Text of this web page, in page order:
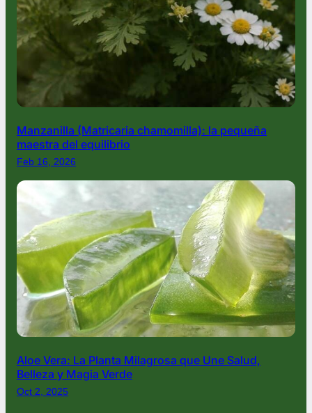
Manzanilla (Matricaria chamomilla): la pequeña
maestra del equilibrio
Feb 16, 2026
Aloe Vera: La Planta Milagrosa que Une Salud,
Belleza y Magia Verde
Oct 2, 2025